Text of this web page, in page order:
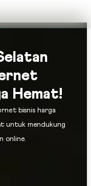
Hemat!
bisnis harga
untuk mendukung
online.